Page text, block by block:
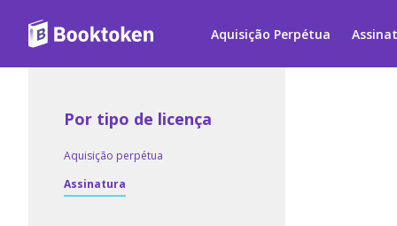
Aquisição Perpétua
Por tipo de licença
Aquisição perpétua
Assinatura